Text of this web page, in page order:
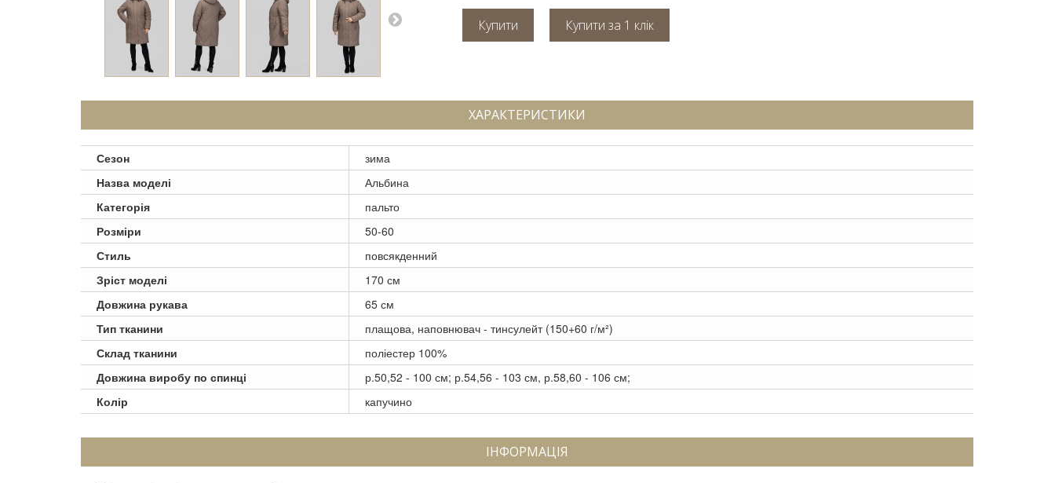
Купити
ХАРАКТЕРИСТИКИ
Сезон
зима
Назва моделі
Альбина
Категорія
пальто
Розміри
50-60
Стиль
повсякденний
Зріст моделі
170 см
Довжина рукава
65 см
Тип тканини
плащова, наповнювач - тинсулейт (150+60 г/м²)
Склад тканини
поліестер 100%
Довжина виробу по спинці
р.50,52 - 100 см; р.54,56 - 103 см, р.58,60 - 106 см;
Колір
капучино
ІНФОРМАЦІЯ